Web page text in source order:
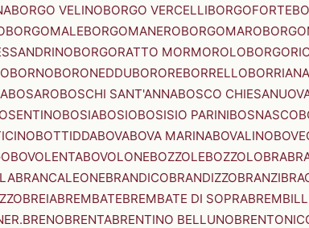
BORGO VELINOBORGO VERCELLIBORGOFORTE
BORGOMALEBORGOMANEROBORGOMARO
BORGORATTO MORMOROLO
BORNOBORONEDDUBOROREBORRELLOBORRIANA
BOSAROBOSCHI SANT'ANNABOSCO
BOSIABOSIOBOSISIO PARINIBOSNASCO
BOTTIDDABOVABOVA MARINABOVALINO
BOVOLENTABOVOLONEBOZZOLEBOZZOLOBRA
BRANCALEONEBRANDICOBRANDIZZOBRANZI
BREIABREMBATEBREMBATE DI SOPRA
BRENOBRENTABRENTINO BELLUNO